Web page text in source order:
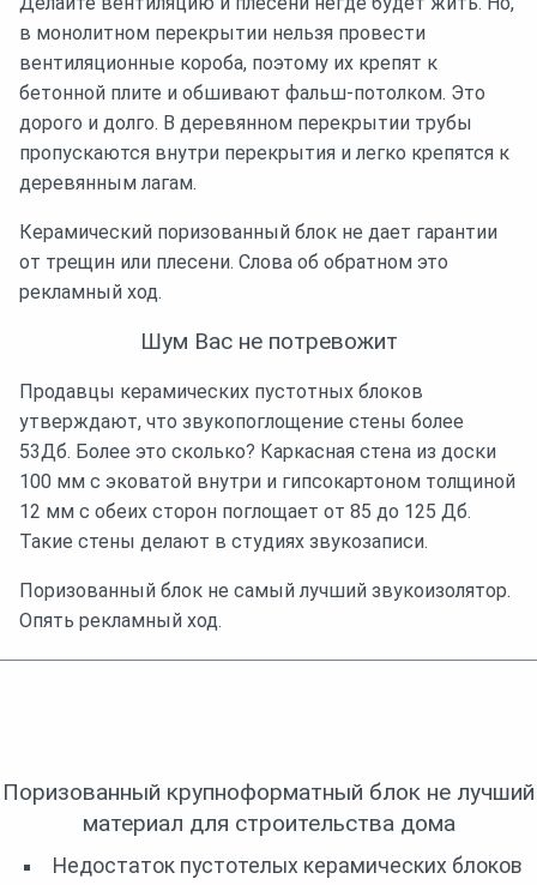
в монолитном перекрытии нельзя провести
вентиляционные короба, поэтому их крепят к
бетонной плите и обшивают фальш-потолком. Это
дорого и долго. В деревянном перекрытии трубы
пропускаются внутри перекрытия и легко крепятся к
деревянным лагам.
Керамический поризованный блок не дает гарантии
от трещин или плесени. Слова об обратном это
рекламный ход.
Шум Вас не потревожит
Продавцы керамических пустотных блоков
утверждают, что звукопоглощение стены более
53Дб. Более это сколько? Каркасная стена из доски
100 мм с эковатой внутри и гипсокартоном толщиной
12 мм с обеих сторон поглощает от 85 до 125 Дб.
Такие стены делают в студиях звукозаписи.
Поризованный блок не самый лучший звукоизолятор.
Опять рекламный ход.
Поризованный крупноформатный блок не лучший
материал для строительства дома
Недостаток пустотелых керамических блоков